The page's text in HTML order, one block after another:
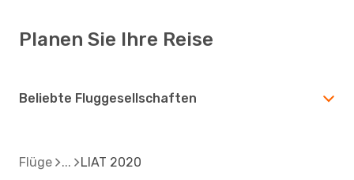
Planen Sie Ihre Reise
Beliebte Fluggesellschaften
Flüge LIAT 2020